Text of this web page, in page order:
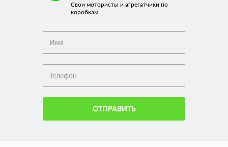
Свои мотористы и агрегатчики по
коробкам
ОТПРАВИТЬ